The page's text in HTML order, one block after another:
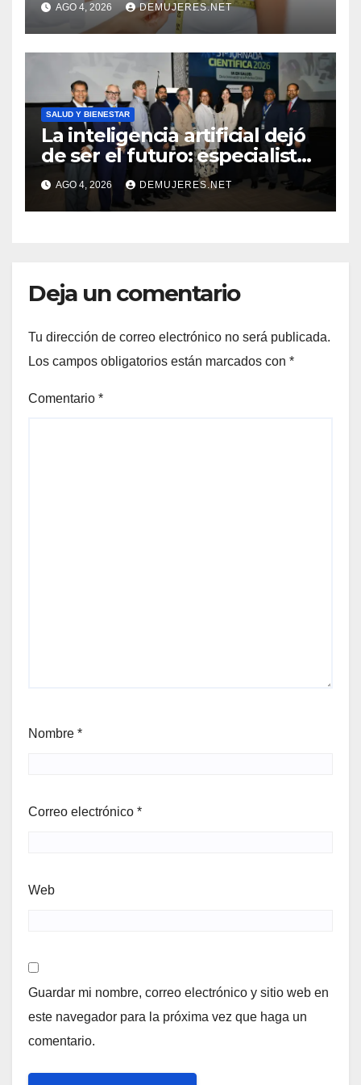
impacto de la lencería en la
salud física de las mujeres
AGO 4, 2026 DEMUJERES.NET
SALUD Y BIENESTAR
La inteligencia artificial dejó
de ser el futuro: especialistas
mostraron su impacto en la
práctica médica y la atención
del cáncer
AGO 4, 2026 DEMUJERES.NET
Deja un comentario
Tu dirección de correo electrónico no será publicada.
Los campos obligatorios están marcados con *
Comentario *
Nombre *
Correo electrónico *
Web
Guardar mi nombre, correo electrónico y sitio web en
este navegador para la próxima vez que haga un
comentario.